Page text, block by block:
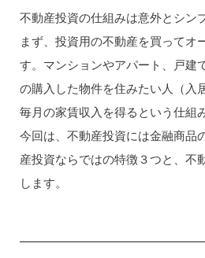
不動産投資の仕組みは意外とシン
まず、投資用の不動産を買ってオ
す。マンションやアパート、戸建
の購入した物件を住みたい人（入
毎月の家賃収入を得るという仕組
今回は、不動産投資には金融商品
産投資ならではの特徴３つと、不
します。